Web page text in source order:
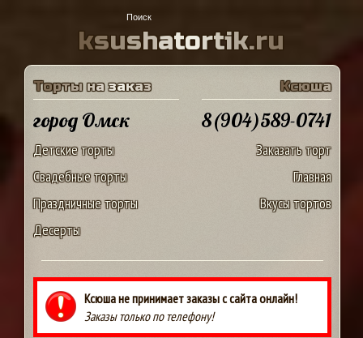
ksushatortik.ru
Торты на заказ
город Омск
Детские торты
Свадебные торты
Праздничные торты
Десерты
Ксюша
8(904)589-0741
Заказать торт
Главная
Вкусы тортов
Ксюша не принимает заказы с сайта онлайн!
Заказы только по телефону!